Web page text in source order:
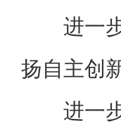
进一
扬自主创
进一